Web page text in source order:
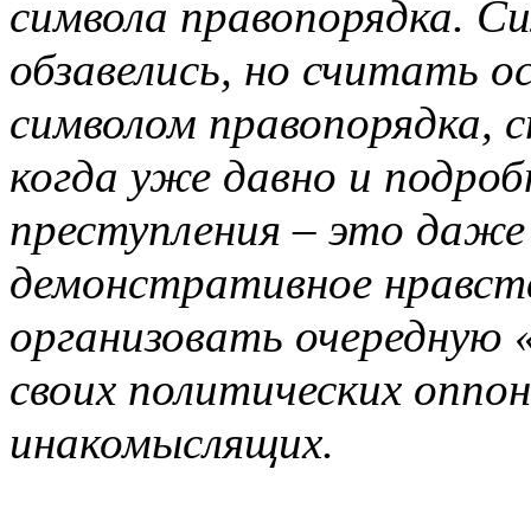
символа правопорядка.
обзавелись, но считать
символом правопорядка,
когда уже давно и
преступления – это
демонстративное
организовать
своих политических
инакомыслящих.